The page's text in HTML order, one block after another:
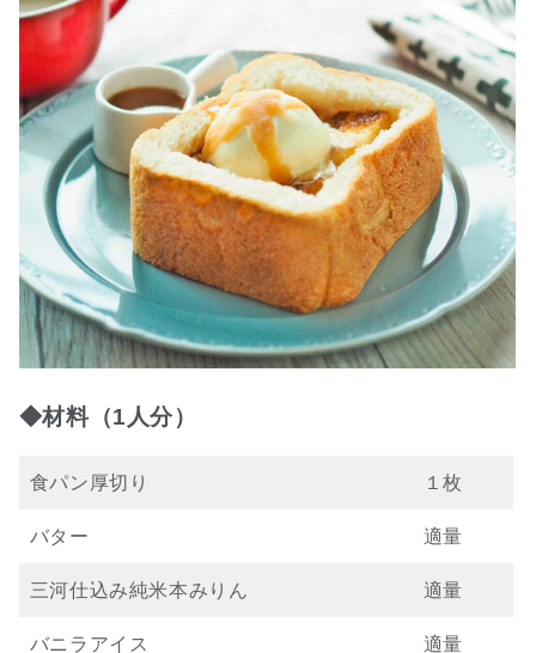
◆材料（1人分）
食パン厚切り １枚
バター 適量
三河仕込み純米本みりん 適量
バニラアイス 適量